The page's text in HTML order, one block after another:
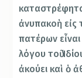
ἀνυπακοὴ εἰς
πατέρων
λόγου τοῦ
ἀκούει καὶ ὁ